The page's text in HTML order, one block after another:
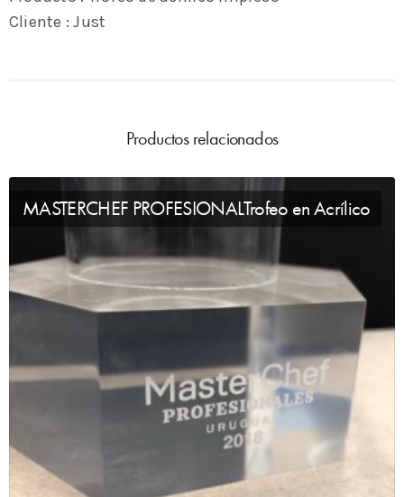
Cliente : Just
Productos relacionados
MASTERCHEF PROFESIONALTrofeo en Acrílico